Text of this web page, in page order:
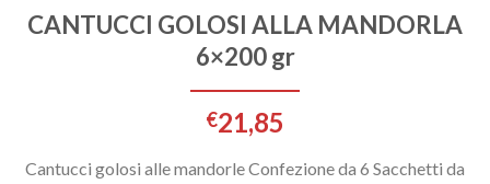
CANTUCCI GOLOSI ALLA MANDORLA
6×200 gr
€21,85
Cantucci golosi alle mandorle Confezione da 6 Sacchetti da